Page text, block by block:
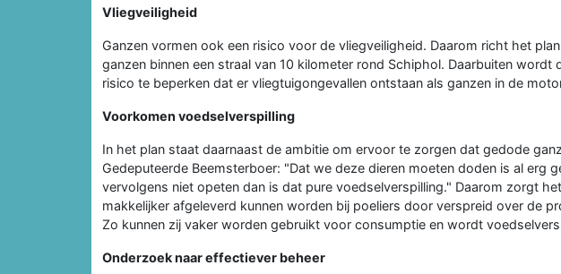
Vliegveiligheid
Ganzen vormen ook een risico voor de vliegveiligheid. Daarom richt het
ganzen binnen een straal van 10 kilometer rond Schiphol. Daarbuiten wordt
risico te beperken dat er vliegtuigongevallen ontstaan als ganzen in de
Voorkomen voedselverspilling
In het plan staat daarnaast de ambitie om ervoor te zorgen dat gedode
Gedeputeerde Beemsterboer: "Dat we deze dieren moeten doden is al erg
vervolgens niet opeten dan is dat pure voedselverspilling." Daarom zorgt
makkelijker afgeleverd kunnen worden bij poeliers door verspreid over de
Zo kunnen zij vaker worden gebruikt voor consumptie en wordt
Onderzoek naar effectiever beheer